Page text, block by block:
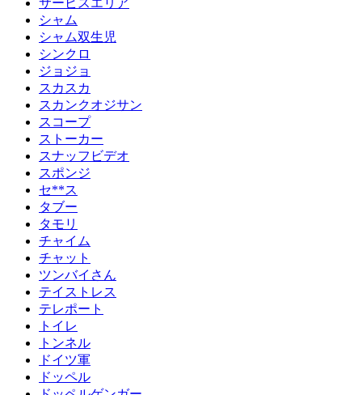
シャム
シャム双生児
シンクロ
ジョジョ
スカスカ
スカンクオジサン
スコープ
ストーカー
スナッフビデオ
スポンジ
セ**ス
タブー
タモリ
チャイム
チャット
ツンバイさん
テイストレス
テレポート
トイレ
トンネル
ドイツ軍
ドッペル